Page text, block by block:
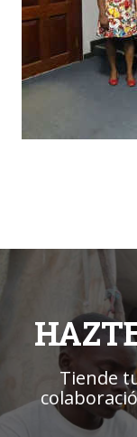
Tiende